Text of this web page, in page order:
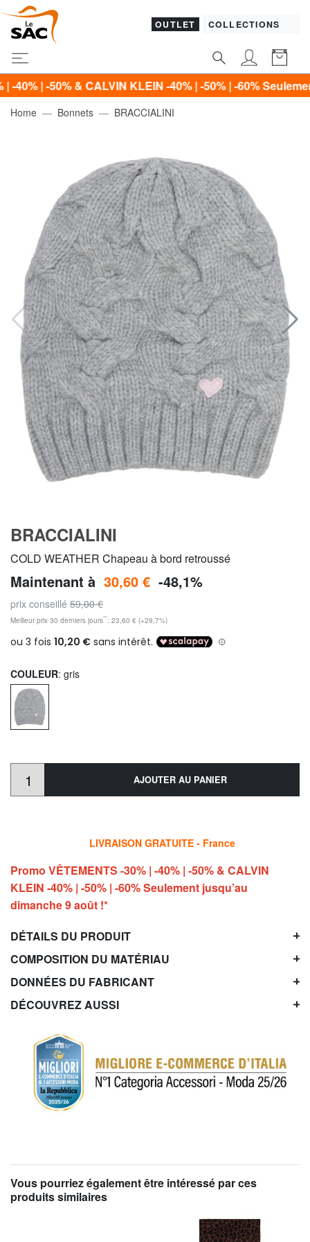
OUTLET COLLECTIONS
50% & CALVIN KLEIN -40% | -50% | -60% Seulement
Home Bonnets BRACCIALINI
BRACCIALINI
COLD WEATHER Chapeau à bord retroussé
Maintenant à 30,60 € -48,1%
prix conseillé 59,00 €
Meilleur prix 30 derniers jours**: 23,60 € (+29,7%)
COULEUR: gris
AJOUTER AU PANIER
LIVRAISON GRATUITE - France
Promo VÊTEMENTS -30% | -40% | -50% & CALVIN
KLEIN -40% | -50% | -60% Seulement jusqu’au
dimanche 9 août !*
DÉTAILS DU PRODUIT
COMPOSITION DU MATÉRIAU
DONNÉES DU FABRICANT
DÉCOUVREZ AUSSI
Vous pourriez également être intéressé par ces
produits similaires